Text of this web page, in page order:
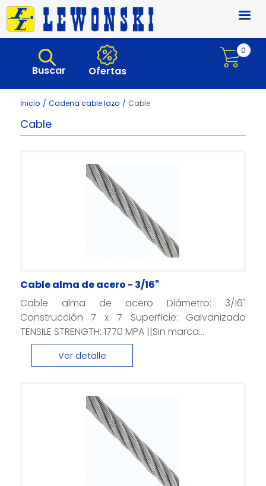
Pasar al contenido principal
Buscar Ofertas
0
Inicio Cadena cable lazo Cable
Cable
Cable alma de acero - 3/16"
Cable alma de acero Diámetro: 3/16"
Construcción 7 x 7 Superficie: Galvanizado
TENSILE STRENGTH: 1770 MPA ||Sin marca...
Ver detalle